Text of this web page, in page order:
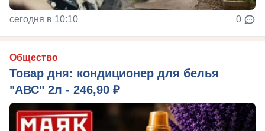
сегодня в 10:10 0
Общество
Товар дня: кондиционер для белья
"АВС" 2л - 246,90 ₽